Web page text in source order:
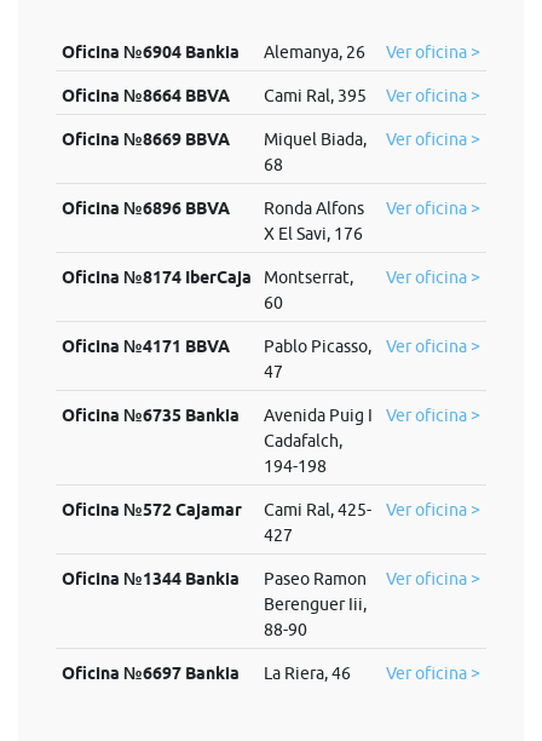
Oficina №6904 Bankia Alemanya, 26 Ver oficina >
Oficina №8664 BBVA Cami Ral, 395 Ver oficina >
Oficina №8669 BBVA
Miquel Biada,
68
Ver oficina >
Oficina №6896 BBVA
Ronda Alfons
X El Savi, 176
Ver oficina >
Oficina №8174 IberCaja
Montserrat,
60
Ver oficina >
Oficina №4171 BBVA
Pablo Picasso,
47
Ver oficina >
Oficina №6735 Bankia
Avenida Puig I
Cadafalch,
194-198
Ver oficina >
Oficina №572 Cajamar
Cami Ral, 425-
427
Ver oficina >
Oficina №1344 Bankia
Paseo Ramon
Berenguer Iii,
88-90
Ver oficina >
Oficina №6697 Bankia La Riera, 46 Ver oficina >